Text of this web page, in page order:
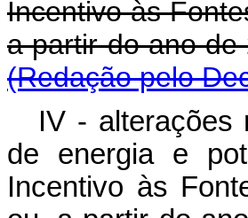
Incentivo às
a partir do ano de
(Redação pelo
IV - alterações
de energia e
Incentivo às